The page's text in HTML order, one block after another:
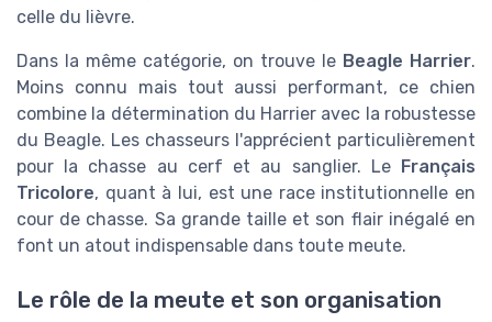
celle du lièvre.
Dans la même catégorie, on trouve le Beagle Harrier.
Moins connu mais tout aussi performant, ce chien
combine la détermination du Harrier avec la robustesse
du Beagle. Les chasseurs l'apprécient particulièrement
pour la chasse au cerf et au sanglier. Le
Français
Tricolore, quant à lui, est une race institutionnelle en
cour de chasse. Sa grande taille et son flair inégalé en
font un atout indispensable dans toute meute.
Le rôle de la meute et son organisation